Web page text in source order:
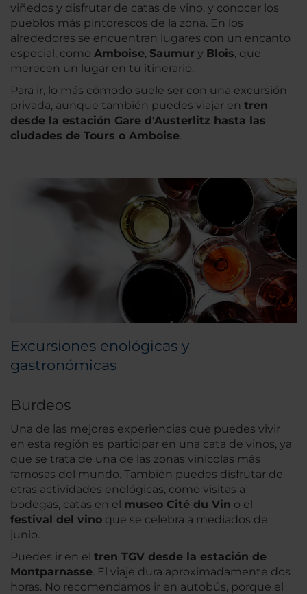
viñedos y disfrutar de catas de vino, y conocer los
pueblos más pintorescos de la zona. En los
alrededores se encuentran lugares con un encanto
especial, como Amboise, Saumur y Blois, que
merecen un lugar en tu itinerario.
Para ir, lo más cómodo suele ser con una excursión
privada, aunque también puedes viajar en tren
desde la estación Gare d'Austerlitz hasta las
ciudades de Tours o Amboise.
Excursiones enológicas y
gastronómicas
Burdeos
Una de las mejores experiencias que puedes vivir
en esta región es participar en una cata de vinos, ya
que se trata de una de las zonas vinícolas más
famosas del mundo. También puedes disfrutar de
otras actividades enológicas, como visitas a
bodegas, catas en el museo Cité du Vin o el
festival del vino que se celebra a mediados de
junio.
Puedes ir en el tren TGV desde la estación de
Montparnasse. El viaje dura aproximadamente dos
horas. No recomendamos ir en autobús, porque el